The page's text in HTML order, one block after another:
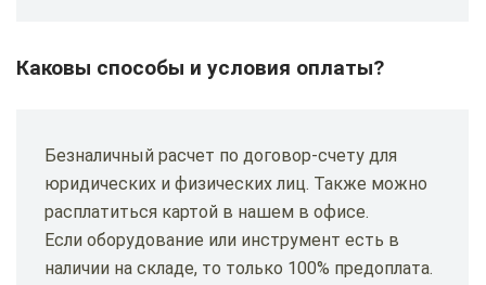
Каковы способы и условия оплаты?
Безналичный расчет по договор-счету для
юридических и физических лиц. Также можно
расплатиться картой в нашем в офисе.
Если оборудование или инструмент есть в
наличии на складе, то только 100% предоплата.